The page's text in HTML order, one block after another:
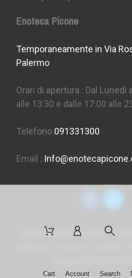
Enoteca Picone
Temporaneamente in Via
Palermo
Orari di apertura : Dal Lunedì
alle 13:30 e dalle 17:00 alle
Telefono 091331300
Email :
Enoteca Picone S.R.L. -
Palermo - tel. 091 331300 -
Cart Account Search